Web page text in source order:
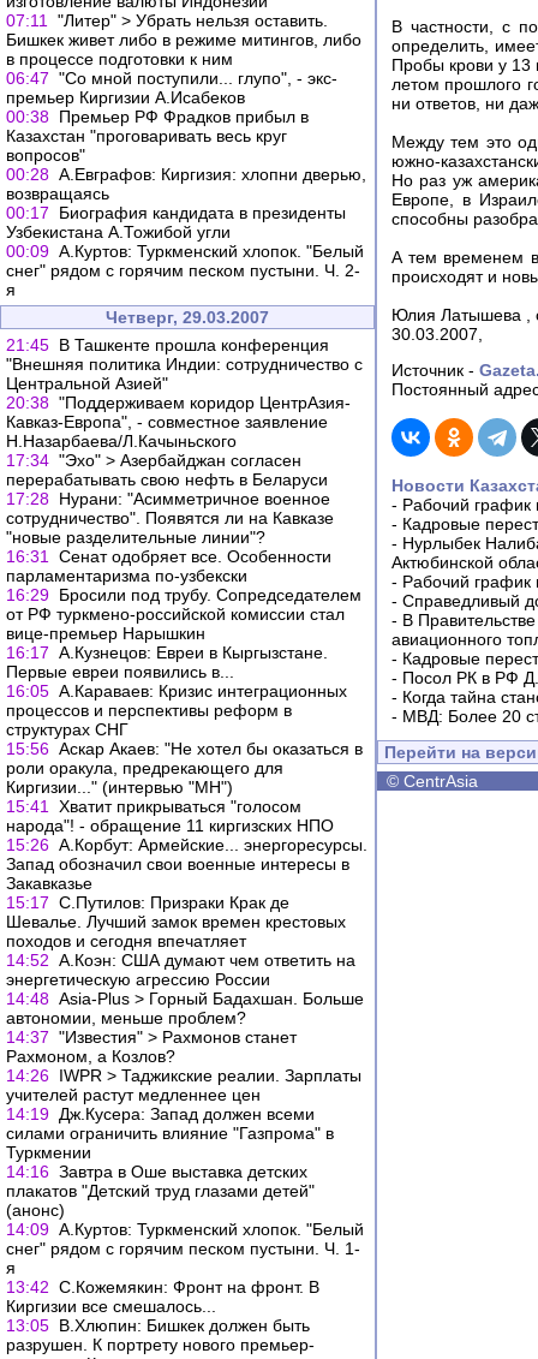
07:11
"Литер" > Убрать нельзя оставить.
Бишкек живет либо в режиме митингов, либо
в процессе подготовки к ним
06:47 "Со мной поступили... глупо", - экс-
премьер Киргизии А.Исабеков
00:38 Премьер РФ Фрадков прибыл в
Казахстан "проговаривать весь круг
вопросов"
00:28 А.Евграфов: Киргизия: хлопни дверью,
возвращаясь
00:17
Биография кандидата в президенты
Узбекистана А.Тожибой угли
00:09 А.Куртов: Туркменский хлопок. "Белый
снег" рядом с горячим песком пустыни. Ч. 2-
я
Четверг, 29.03.2007
21:45 В Ташкенте прошла конференция
"Внешняя политика Индии: сотрудничество с
Центральной Азией"
20:38 "Поддерживаем коридор ЦентрАзия-
Кавказ-Европа", - совместное заявление
Н.Назарбаева/Л.Качыньского
17:34 "Эхо" > Азербайджан согласен
перерабатывать свою нефть в Беларуси
17:28 Нурани: "Асимметричное военное
сотрудничество". Появятся ли на Кавказе
"новые разделительные линии"?
16:31
Сенат одобряет все. Особенности
парламентаризма по-узбекски
16:29 Бросили под трубу. Сопредседателем
от РФ туркмено-российской комиссии стал
вице-премьер Нарышкин
16:17 А.Кузнецов: Евреи в Кыргызстане.
Первые евреи появились в...
16:05 А.Караваев: Кризис интеграционных
процессов и перспективы реформ в
структурах СНГ
15:56 Аскар Акаев: "Не хотел бы оказаться в
роли оракула, предрекающего для
Киргизии..." (интервью "МН")
15:41
Хватит прикрываться "голосом
народа"! - обращение 11 киргизских НПО
15:26 А.Корбут: Армейские... энергоресурсы.
Запад обозначил свои военные интересы в
Закавказье
15:17 С.Путилов: Призраки Крак де
Шевалье. Лучший замок времен крестовых
походов и сегодня впечатляет
14:52 А.Коэн: США думают чем ответить на
энергетическую агрессию России
14:48 Asia-Plus > Горный Бадахшан. Больше
автономии, меньше проблем?
14:37 "Известия" > Рахмонов станет
Рахмоном, а Козлов?
14:26 IWPR > Таджикские реалии. Зарплаты
учителей растут медленнее цен
14:19 Дж.Кусера: Запад должен всеми
силами ограничить влияние "Газпрома" в
Туркмении
14:16 Завтра в Оше выставка детских
плакатов "Детский труд глазами детей"
(анонс)
14:09 А.Куртов: Туркменский хлопок. "Белый
снег" рядом с горячим песком пустыни. Ч. 1-
я
13:42 С.Кожемякин: Фронт на фронт. В
Киргизии все смешалось...
13:05 В.Хлюпин: Бишкек должен быть
разрушен. К портрету нового премьер-
В частности, с
определить,
Пробы крови у
летом прошлого
ни ответов, ни
Между тем это
южно-
Но раз уж
Европе, в
способны
А тем временем
происходят и
Юлия Латышева ,
30.03.2007,
Источник -
Постоянный
Новости
- Рабочий график
- Кадровые
- Нурлыбек
Актюбинской
- Рабочий график
- Справедливый
- В
авиационного
- Кадровые
- Посол РК в РФ
- Когда тайна
- МВД: Более 20
Перейти на
© CentrAsia